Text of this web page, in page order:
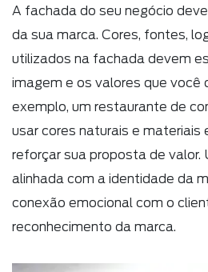
A fachada do seu negócio
da sua marca. Cores, fontes,
utilizados na fachada devem
imagem e os valores que você
exemplo, um restaurante de
usar cores naturais e materiais
reforçar sua proposta de valor.
alinhada com a identidade da
conexão emocional com o
reconhecimento da marca.